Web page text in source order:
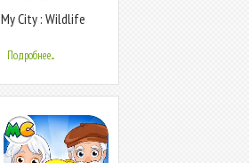
My City : Wildlife
Подробнее...